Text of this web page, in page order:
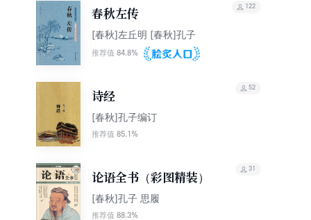
春秋左传
[春秋]左丘明 [春秋]孔子
推荐值 84.8%
122
诗经
[春秋]孔子编订
推荐值 85.1%
52
论语全书（彩图精装）
[春秋]孔子 思履
推荐值 88.3%
31